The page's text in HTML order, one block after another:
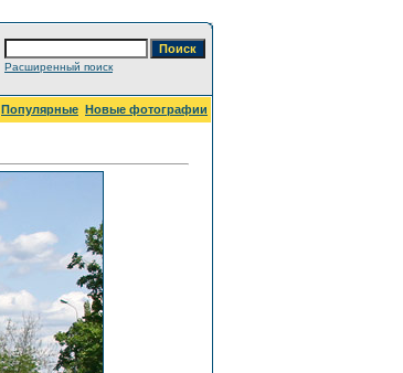
Расширенный поиск
Популярные Новые фотографии